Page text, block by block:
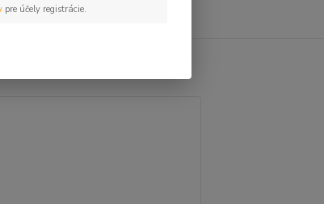
pre účely registrácie.